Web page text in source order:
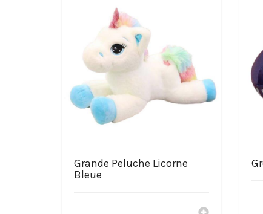
Peluche représenté : Taurreau
Grande qualité
Très douce
Composition de la peluche : coton
Lavage à la main conseillé ou Lavable à 30°C
Choisir le shop La-
Service après vente en France
Livraison gratuite
Paiement sécurisé
Grande Peluche Licorne
Bleue